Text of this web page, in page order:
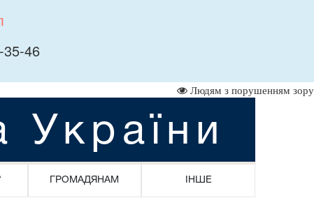
35-46
Людям з порушенням зору
України
ГРОМАДЯНАМ ІНШЕ